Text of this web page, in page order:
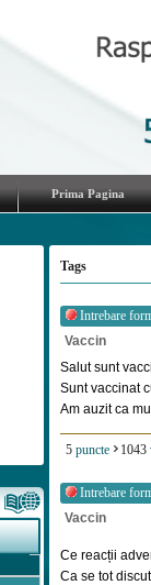
Prima Pagina
Tags
Intrebare
Vaccin
Salut sunt
Sunt vaccinat
Am auzit ca
5 puncte 1043
Intrebare
Vaccin
Ce reacții
Ca se tot